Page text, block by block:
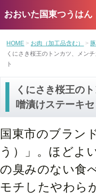
おおいた国東つうはん
HOME お肉（加工品含む）
くにさき桜王のトンカツ、メン
ト
くにさき桜王の
噌漬けステーキ
国東市のブラン
う）」。ほどよ
の臭みのない食
モチしたやわら